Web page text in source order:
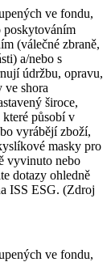
ve fondu,
poskytováním
(válečné zbraně,
a/nebo s
údržbu, opravu,
ve shora
široce,
které působí v
vyrábějí zboží,
masky pro
vyvinuto nebo
dotazy ohledně
ISS ESG. (Zdroj
ve fondu,